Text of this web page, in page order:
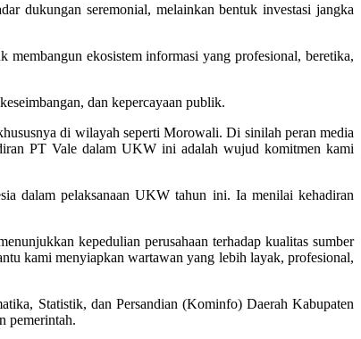
dukungan seremonial, melainkan bentuk investasi jangka
ekosistem informasi yang profesional, beretika,
dan kepercayaan publik.
di wilayah seperti Morowali. Di sinilah peran media
PT Vale dalam UKW ini adalah wujud komitmen kami
dalam pelaksanaan UKW tahun ini. Ia menilai kehadiran
kepedulian perusahaan terhadap kualitas sumber
kami menyiapkan wartawan yang lebih layak, profesional,
Statistik, dan Persandian (Kominfo) Daerah Kabupaten
pemerintah.